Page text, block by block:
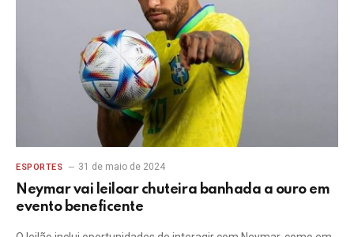
ESPORTES 31 de maio de 2024
Neymar vai leiloar chuteira banhada a ouro em
evento beneficente